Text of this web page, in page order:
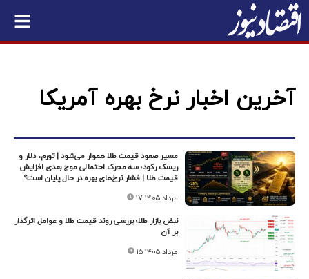
آخرین اخبار نرخ بهره آمریکا
مسیر صعود قیمت طلا هموار می‌شود | تورم، دلار و
ریسک رکود؛ سه محرک احتمالی موج بعدی افزایش
قیمت طلا | فشار نرخ‌های بهره در حال پایان است؟
۱۷ مرداد ۱۴۰۵
نبض بازار طلا؛ بررسی روند قیمت طلا و عوامل اثرگذار
بر آن
۱۵ مرداد ۱۴۰۵